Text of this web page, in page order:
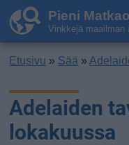
Pieni
Vinkkejä maailman
Etusivu » Sää »
Adelaiden
lokakuussa